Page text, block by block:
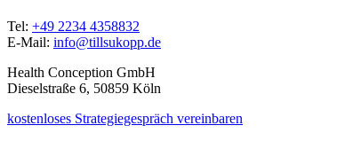
Tel: +49 2234 4358832
E-Mail: info@tillsukopp.de
Health Conception GmbH
Dieselstraße 6, 50859 Köln
kostenloses Strategiegespräch vereinbaren